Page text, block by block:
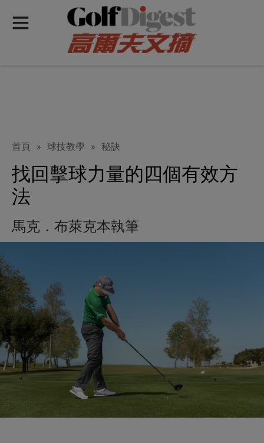
首頁 » 球技教學 » 秘訣
找回擊球力量的四個有效方
法
馬克．布萊克本執筆